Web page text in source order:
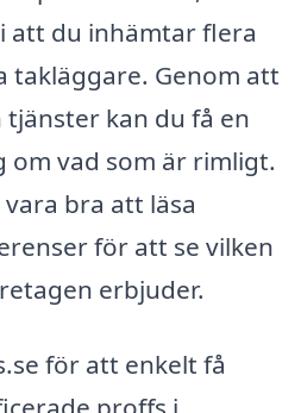
att du inhämtar flera
takläggare. Genom att
kan du få en
vad som är rimligt.
bra att läsa
för att se vilken
erbjuder.
för att enkelt få